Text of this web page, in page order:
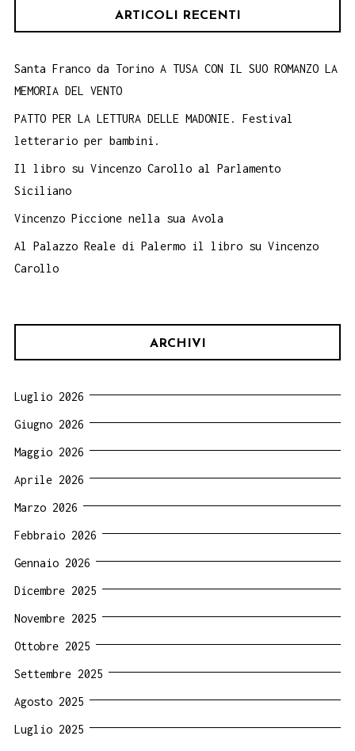
ARTICOLI RECENTI
Santa Franco da Torino A TUSA CON IL SUO ROMANZO LA
MEMORIA DEL VENTO
PATTO PER LA LETTURA DELLE MADONIE. Festival
letterario per bambini.
Il libro su Vincenzo Carollo al Parlamento
Siciliano
Vincenzo Piccione nella sua Avola
Al Palazzo Reale di Palermo il libro su Vincenzo
Carollo
ARCHIVI
Luglio 2026
Giugno 2026
Maggio 2026
Aprile 2026
Marzo 2026
Febbraio 2026
Gennaio 2026
Dicembre 2025
Novembre 2025
Ottobre 2025
Settembre 2025
Agosto 2025
Luglio 2025